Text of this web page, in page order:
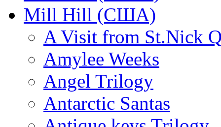
Mill Hill (США)
A Visit from St.Nick
Amylee Weeks
Angel Trilogy
Antarctic Santas